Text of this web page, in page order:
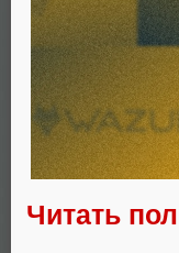
Читать